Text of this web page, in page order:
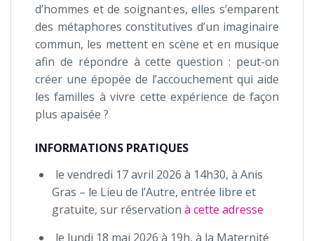
d’hommes et de soignant·es, elles s’emparent
des métaphores constitutives d’un imaginaire
commun, les mettent en scène et en musique
afin de répondre à cette question : peut-on
créer une épopée de l’accouchement qui aide
les familles à vivre cette expérience de façon
plus apaisée ?
INFORMATIONS PRATIQUES
le vendredi 17 avril 2026 à 14h30, à Anis
Gras – le Lieu de l’Autre, entrée libre et
gratuite, sur réservation à cette adresse
le lundi 18 mai 2026 à 19h, à la Maternité